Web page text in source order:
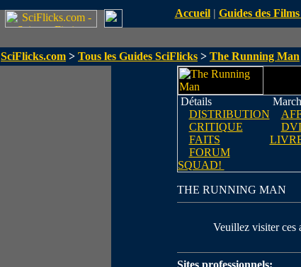
Accueil| Guides des
SciFlicks.com > Tous les Guides SciFlicks > The Running Man
Détails
DISTRIBUTION
CRITIQUE
FAITS
FORUM
SQUAD!
THE RUNNING MAN
Veuillez visiter ces
Sites professionnels: